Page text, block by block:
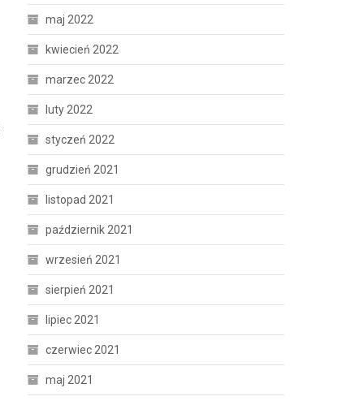
maj 2022
kwiecień 2022
marzec 2022
luty 2022
styczeń 2022
grudzień 2021
listopad 2021
październik 2021
wrzesień 2021
sierpień 2021
lipiec 2021
czerwiec 2021
maj 2021